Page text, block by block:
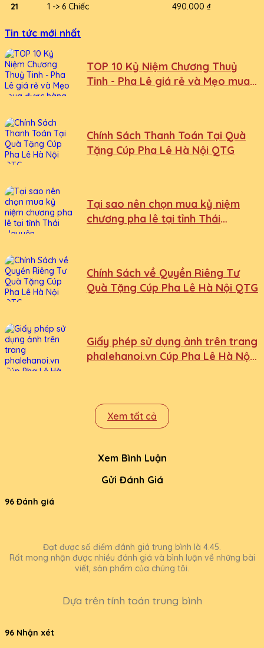
21
1 -> 6 Chiếc 490.000 ₫
Tin tức mới nhất
TOP 10 Kỷ Niệm Chương Thuỷ
Tinh - Pha Lê giá rẻ và Mẹo mua
Chính Sách Thanh Toán Tại Quà
Tặng Cúp Pha Lê Hà Nội QTG
Tại sao nên chọn mua kỷ niệm
chương pha lê tại tỉnh Thái
Chính Sách về Quyền Riêng Tư
Quà Tặng Cúp Pha Lê Hà Nội QTG
Giấy phép sử dụng ảnh trên trang
phalehanoi.vn Cúp Pha Lê Hà Nội
Xem tất cả
Xem Bình Luận
Gửi Đánh Giá
96 Đánh giá
Đạt được số điểm đánh giá trung bình là 4.45.
Rất mong nhận được nhiều đánh giá và bình luận về những bài
viết, sản phẩm của chúng tôi.
Dựa trên tính toán trung bình
96 Nhận xét